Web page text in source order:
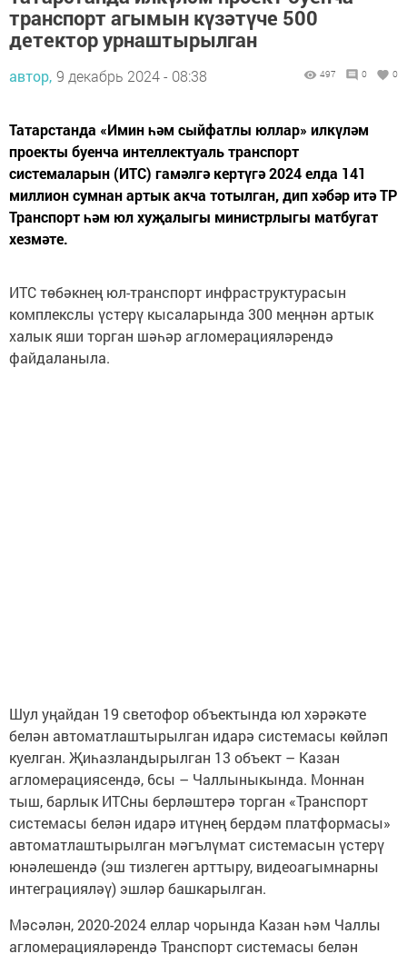
транспорт агымын күзәтүче 500
детектор урнаштырылган
автор, 9 декабрь 2024 - 08:38 497 0 0
Татарстанда «Имин һәм сыйфатлы юллар» илкүләм
проекты буенча интеллектуаль транспорт
системаларын (ИТС) гамәлгә кертүгә 2024 елда 141
миллион сумнан артык акча тотылган, дип хәбәр итә ТР
Транспорт һәм юл хуҗалыгы министрлыгы матбугат
хезмәте.
ИТС төбәкнең юл-транспорт инфраструктурасын
комплекслы үстерү кысаларында 300 меңнән артык
халык яши торган шәһәр агломерацияләрендә
файдаланыла.
Шул уңайдан 19 светофор объектында юл хәрәкәте
белән автоматлаштырылган идарә системасы көйләп
куелган. Җиһазландырылган 13 объект – Казан
агломерациясендә, 6сы – Чаллыныкында. Моннан
тыш, барлык ИТСны берләштерә торган «Транспорт
системасы белән идарә итүнең бердәм платформасы»
автоматлаштырылган мәгълүмат системасын үстерү
юнәлешендә (эш тизлеген арттыру, видеоагымнарны
интеграцияләү) эшләр башкарылган.
Мәсәлән, 2020-2024 еллар чорында Казан һәм Чаллы
агломерацияләрендә Транспорт системасы белән